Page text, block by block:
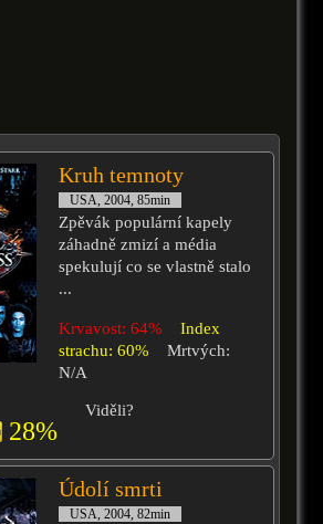
Kruh temnoty
USA, 2004, 85min
Zpěvák populární kapely
záhadně zmizí a média
spekulují co se vlastně stalo
...
Krvavost: 64%
Index
strachu: 60%
Mrtvých:
N/A
28%
Viděli?
Údolí smrti
USA, 2004, 82min